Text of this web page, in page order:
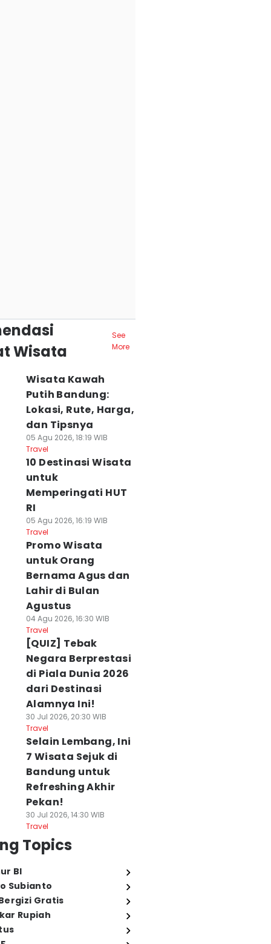
Wisata
See
More
Wisata Kawah
Putih Bandung:
Lokasi, Rute, Harga,
dan Tipsnya
05 Agu 2026, 18:19 WIB
Travel
10 Destinasi Wisata
untuk
Memperingati HUT
RI
05 Agu 2026, 16:19 WIB
Travel
Promo Wisata
untuk Orang
Bernama Agus dan
Lahir di Bulan
Agustus
04 Agu 2026, 16:30 WIB
Travel
[QUIZ] Tebak
Negara Berprestasi
di Piala Dunia 2026
dari Destinasi
Alamnya Ini!
30 Jul 2026, 20:30 WIB
Travel
Selain Lembang, Ini
7 Wisata Sejuk di
Bandung untuk
Refreshing Akhir
Pekan!
30 Jul 2026, 14:30 WIB
Travel
Topics
BI
Subianto
Gratis
Rupiah